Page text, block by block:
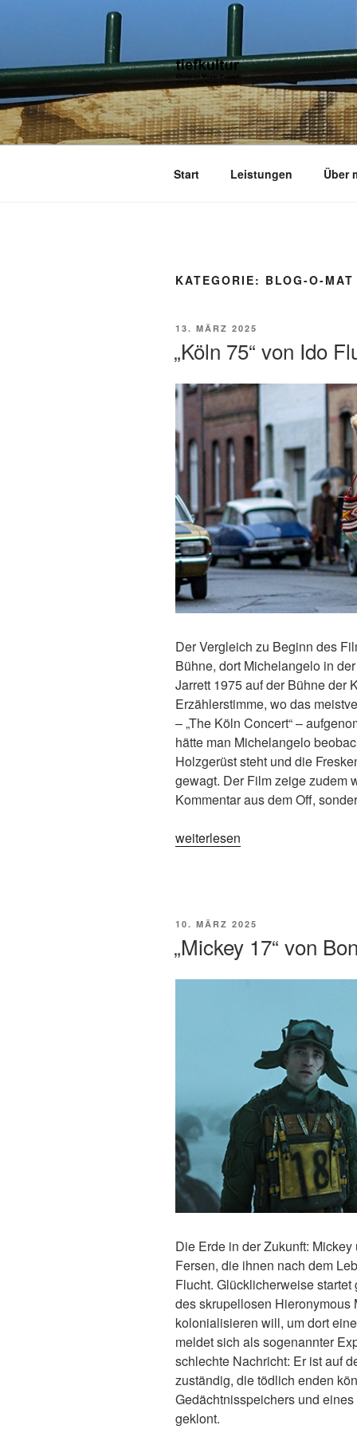
kulturjournalist kurator moderator
Start Leistungen Über
KATEGORIE: BLOG-O-MAT
VERÖFFENTLICHT
13. MÄRZ 2025
„Köln 75“ von Ido
Der Vergleich zu Beginn des
Bühne, dort Michelangelo in
Jarrett 1975 auf der Bühne der
Erzählerstimme, wo das
– „The Köln Concert“ –
hätte man Michelangelo
Holzgerüst steht und die
gewagt. Der Film zeige zudem
Kommentar aus dem Off,
„„Köln
weiterlesen
VERÖFFENTLICHT
10. MÄRZ 2025
„Mickey 17“ von
Die Erde in der Zukunft:
Fersen, die ihnen nach dem
Flucht. Glücklicherweise
des skrupellosen Hieronymous
kolonialisieren will, um dort
meldet sich als sogenannter
schlechte Nachricht: Er ist auf
zuständig, die tödlich enden
Gedächtnisspeichers und
geklont.